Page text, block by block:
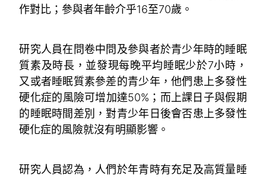
作對比；參與者年齡介乎16至70歲。
研究人員在問卷中問及參與者於青少年時的睡眠
質素及時長，並發現每晚平均睡眠少於7小時，
又或者睡眠質素參差的青少年，他們患上多發性
硬化症的風險可增加達50%；而上課日子與假期
的睡眠時間差別，對青少年日後會否患上多發性
硬化症的風險就沒有明顯影響。
研究人員認為，人們於年青時有充足及高質量睡